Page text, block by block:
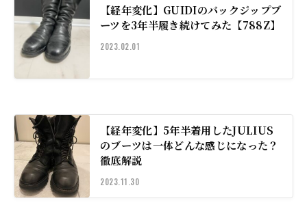
【経年変化】GUIDIのバックジップブ
ーツを3年半履き続けてみた【788Z】
2023.02.01
【経年変化】5年半着用したJULIUS
のブーツは一体どんな感じになった？
徹底解説
2023.11.30